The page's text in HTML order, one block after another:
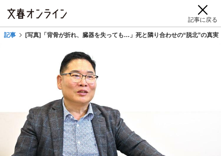
記事に戻る
記事 [写真]「背骨が折れ、臓器を失っても…」死と隣り合わせの“脱北”の真